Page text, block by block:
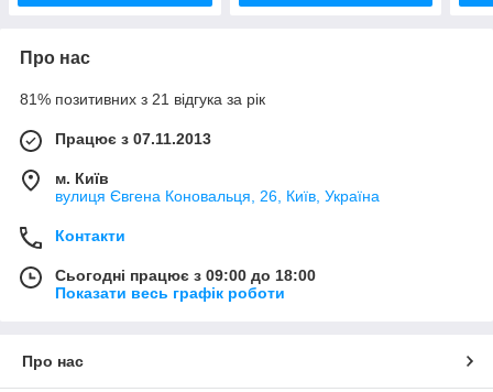
Про нас
81% позитивних з 21 відгука за рік
Працює з 07.11.2013
м. Київ
вулиця Євгена Коновальця, 26, Київ, Україна
Контакти
Сьогодні працює з 09:00 до 18:00
Показати весь графік роботи
Про нас